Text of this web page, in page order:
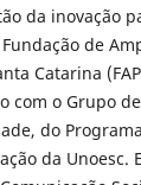
da inovação
de
Catarina
com o Grupo
do
da Unoesc.